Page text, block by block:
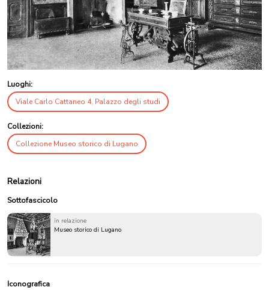
Luoghi:
Viale Carlo Cattaneo 4, Palazzo degli studi
Collezioni:
Collezione Museo storico di Lugano
Relazioni
Sottofascicolo
in relazione
Museo storico di Lugano
Iconografica